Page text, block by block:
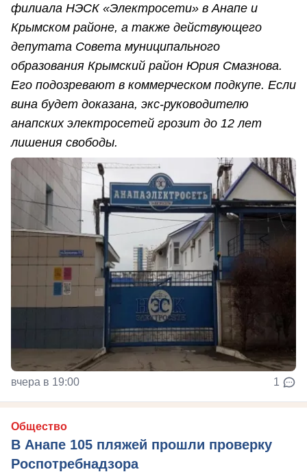
филиала НЭСК «Электросети» в Анапе и
Крымском районе, а также действующего
депутата Совета муниципального
образования Крымский район Юрия Смазнова.
Его подозревают в коммерческом подкупе. Если
вина будет доказана, экс-руководителю
анапских электросетей грозит до 12 лет
лишения свободы.
вчера в 19:00 1
Общество
В Анапе 105 пляжей прошли проверку
Роспотребнадзора